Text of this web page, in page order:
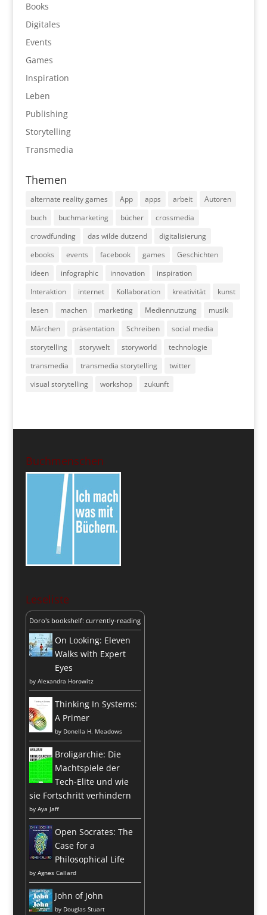
Books
Digitales
Events
Games
Inspiration
Leben
Publishing
Storytelling
Transmedia
Themen
alternate reality games App apps arbeit
Autoren
buch
buchmarketing bücher
crossmedia
crowdfunding
das wilde dutzend
digitalisierung
ebooks
events facebook games
Geschichten
ideen
infographic innovation
inspiration
Interaktion
internet Kollaboration kreativität
kunst
lesen
machen marketing Mediennutzung
musik
Märchen
präsentation Schreiben
social media
storytelling
storywelt storyworld
technologie
transmedia
transmedia storytelling
twitter
visual storytelling
workshop zukunft
Buchmenschen
Leseliste
Doro's bookshelf: currently-reading
On Looking: Eleven
Walks with Expert
Eyes
by Alexandra Horowitz
Thinking In Systems:
A Primer
by Donella H. Meadows
Broligarchie: Die
Machtspiele der
Tech-Elite und wie
sie Fortschritt verhindern
by Aya Jaff
Open Socrates: The
Case for a
Philosophical Life
by Agnes Callard
John of John
by Douglas Stuart